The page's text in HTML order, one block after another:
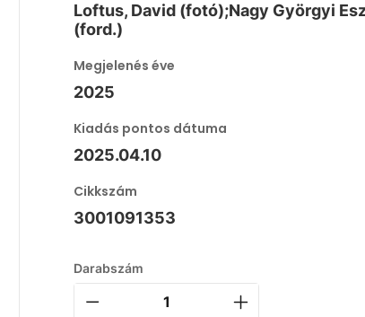
Loftus, David (fotó);Nagy Györgyi
(ford.)
Megjelenés éve
2025
Kiadás pontos dátuma
2025.04.10
Cikkszám
3001091353
Darabszám